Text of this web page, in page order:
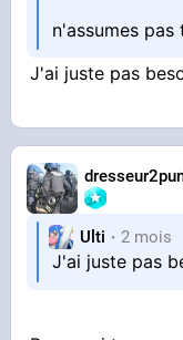
n'assumes pas
J'ai juste pas
Ulti 2 mois
J'ai juste pas